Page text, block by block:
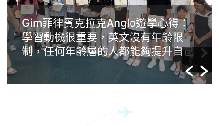
Gim菲律賓克拉克Anglo遊學心得：
學習動機很重要，英文沒有年齡限
制，任何年齡層的人都能夠提升自己